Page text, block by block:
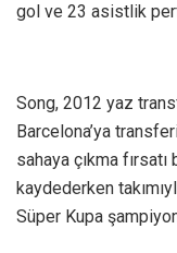
gol ve 23 asistlik
Song, 2012 yaz
Barcelona’ya
sahaya çıkma
kaydederken
Süper Kupa